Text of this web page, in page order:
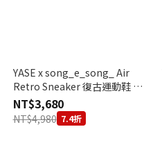
YASE x song_e_song_ Air
Retro Sneaker 復古運動鞋 卡
其
NT$3,680
NT$4,980 7.4折